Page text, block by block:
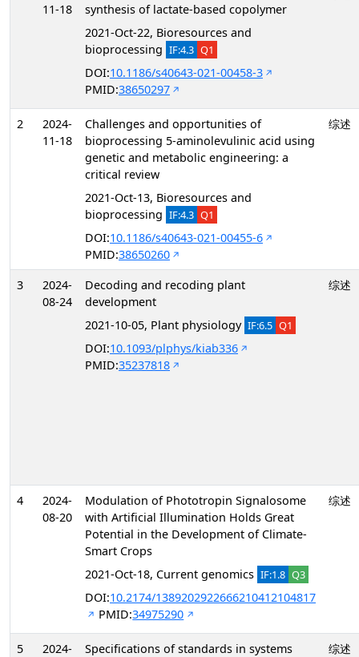
11-18
synthesis of lactate-based copolymer
2021-Oct-22, Bioresources and
bioprocessing IF:4.3 Q1
DOI:10.1186/s40643-021-00458-3
PMID:38650297
2
2024-
11-18
Challenges and opportunities of
bioprocessing 5-aminolevulinic acid using
genetic and metabolic engineering: a
critical review
2021-Oct-13, Bioresources and
bioprocessing IF:4.3 Q1
DOI:10.1186/s40643-021-00455-6
PMID:38650260
综述
3
2024-
08-24
Decoding and recoding plant
development
2021-10-05, Plant physiology IF:6.5 Q1
DOI:10.1093/plphys/kiab336
PMID:35237818
综述
4
2024-
08-20
Modulation of Phototropin Signalosome
with Artificial Illumination Holds Great
Potential in the Development of Climate-
Smart Crops
2021-Oct-18, Current genomics IF:1.8 Q3
DOI:10.2174/1389202922666210412104817
PMID:34975290
综述
5
2024-
Specifications of standards in systems
综述